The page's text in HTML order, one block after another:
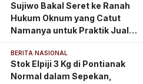
Sujiwo Bakal Seret ke Ranah
Hukum Oknum yang Catut
Namanya untuk Praktik Jual
BERITA NASIONAL
Stok Elpiji 3 Kg di Pontianak
Normal dalam Sepekan,